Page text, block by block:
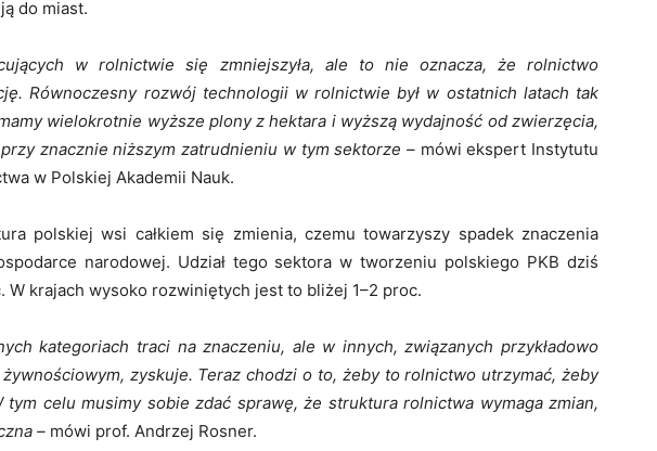
do miast.
w rolnictwie się zmniejszyła, ale to nie oznacza, że rolnictwo
Równoczesny rozwój technologii w rolnictwie był w ostatnich latach tak
wielokrotnie wyższe plony z hektara i wyższą wydajność od zwierzęcia,
znacznie niższym zatrudnieniu w tym sektorze –mówi ekspert Instytutu
w Polskiej Akademii Nauk.
polskiej wsi całkiem się zmienia, czemu towarzyszy spadek znaczenia
narodowej. Udział tego sektora w tworzeniu polskiego PKB dziś
W krajach wysoko rozwiniętych jest to bliżej 1–2 proc.
kategoriach traci na znaczeniu, ale w innych, związanych przykładowo
zyskuje. Teraz chodzi o to, żeby to rolnictwo utrzymać, żeby
tym celu musimy sobie zdać sprawę, że struktura rolnictwa wymaga zmian,
– mówi prof. Andrzej Rosner.